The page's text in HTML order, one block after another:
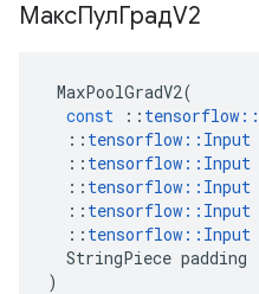
МаксПулГрадV2
MaxPoolGradV2(
const
:: tensorflow ::
:: tensorflow :: Input
:: tensorflow :: Input
:: tensorflow :: Input
:: tensorflow :: Input
:: tensorflow :: Input
StringPiece padding
)